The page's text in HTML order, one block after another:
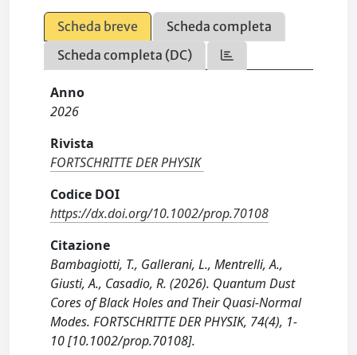
Scheda breve
Scheda completa
Scheda completa (DC)
Anno
2026
Rivista
FORTSCHRITTE DER PHYSIK
Codice DOI
https://dx.doi.org/10.1002/prop.70108
Citazione
Bambagiotti, T., Gallerani, L., Mentrelli, A.,
Giusti, A., Casadio, R. (2026). Quantum Dust
Cores of Black Holes and Their Quasi‐Normal
Modes. FORTSCHRITTE DER PHYSIK, 74(4), 1-
10 [10.1002/prop.70108].